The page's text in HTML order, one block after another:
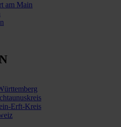
am Main
Erft-Kreis